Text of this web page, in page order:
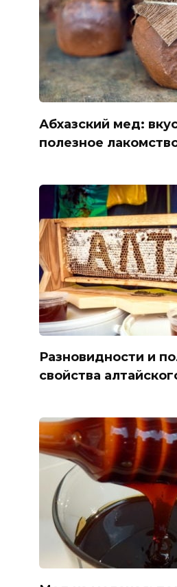
Абхазский мед:
полезное
Разновидности и
свойства